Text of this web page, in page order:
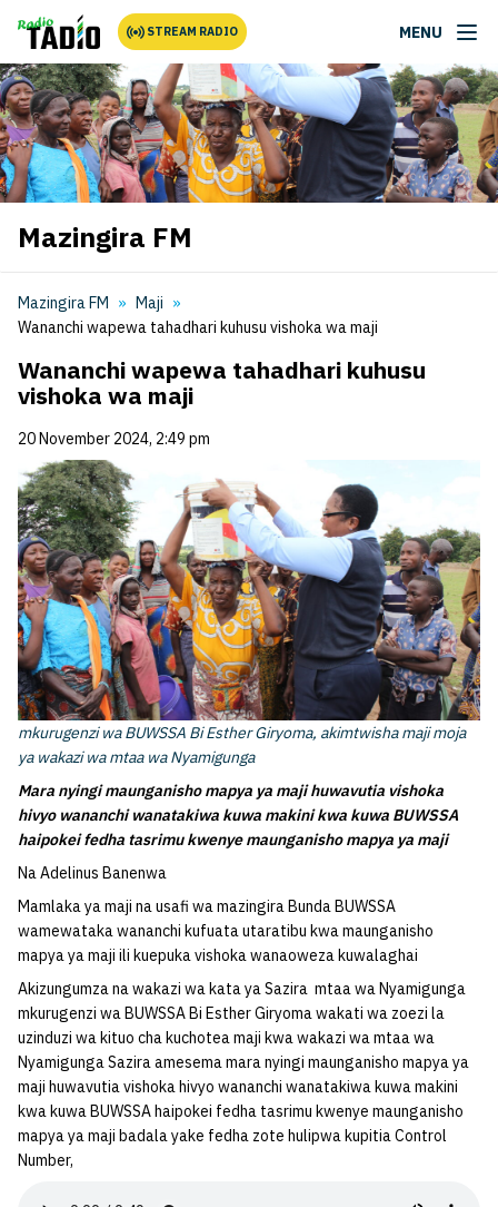
STREAM RADIO MENU
Mazingira FM
Mazingira FM
Maji
Wananchi wapewa tahadhari kuhusu vishoka wa maji
Wananchi wapewa tahadhari kuhusu
vishoka wa maji
20 November 2024, 2:49 pm
mkurugenzi wa BUWSSA Bi Esther Giryoma, akimtwisha maji moja
ya wakazi wa mtaa wa Nyamigunga
Mara nyingi maunganisho mapya ya maji huwavutia vishoka
hivyo wananchi wanatakiwa kuwa makini kwa kuwa BUWSSA
haipokei fedha tasrimu kwenye maunganisho mapya ya maji
Na Adelinus Banenwa
Mamlaka ya maji na usafi wa mazingira Bunda BUWSSA
wamewataka wananchi kufuata utaratibu kwa maunganisho
mapya ya maji ili kuepuka vishoka wanaoweza kuwalaghai
Akizungumza na wakazi wa kata ya Sazira mtaa wa Nyamigunga
mkurugenzi wa BUWSSA Bi Esther Giryoma wakati wa zoezi la
uzinduzi wa kituo cha kuchotea maji kwa wakazi wa mtaa wa
Nyamigunga Sazira amesema mara nyingi maunganisho mapya ya
maji huwavutia vishoka hivyo wananchi wanatakiwa kuwa makini
kwa kuwa BUWSSA haipokei fedha tasrimu kwenye maunganisho
mapya ya maji badala yake fedha zote hulipwa kupitia Control
Number,